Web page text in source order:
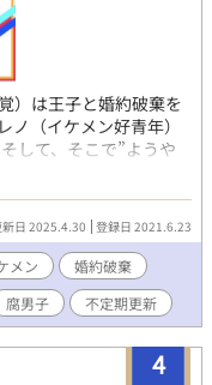
）は王子と婚約破棄を
ノ（イケメン好青年）
して、そこで”ようや
リーだったが、レノが
大好きなキトリーは目
。でもその事がレノに
分には好きな人がいま
体誰が好きなの？」
か？」と尋ねられて素
られて！？ 「俺は主
井になりたいんだ
わちゃ、恋愛よりもち
らいいなというお話
日 2025.4.30 登録日 2021.6.23
メン
婚約破棄
腐男子 不定期更新
4